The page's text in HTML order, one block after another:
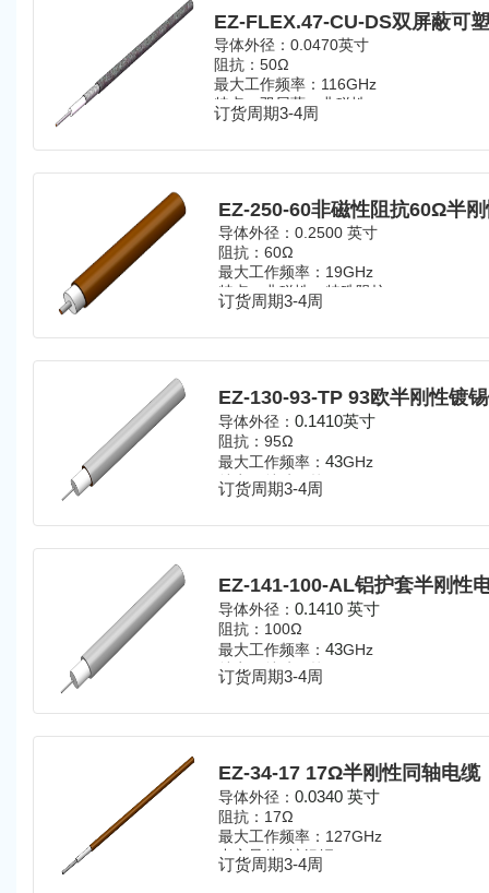
导体外径：0.0470英寸
阻抗：50Ω
最大工作频率：116GHz
特点：双屏蔽、非磁性
订货周期3-4周
EZ-250-60非磁性阻抗60Ω半
导体外径：0.2500 英寸
阻抗：60Ω
最大工作频率：19GHz
特点：非磁性、特殊阻抗
订货周期3-4周
EZ-130-93-TP 93欧半刚性镀
导体外径： 0.1410英寸
阻抗：95Ω
最大工作频率： 43GHz
特点：特殊阻抗
订货周期3-4周
EZ-141-100-AL铝护套半刚性
导体外径： 0.1410 英寸
阻抗：100Ω
最大工作频率： 43GHz
特点：特殊阻抗
订货周期3-4周
EZ-34-17 17Ω半刚性同轴电缆
导体外径： 0.0340 英寸
阻抗：17Ω
最大工作频率：127GHz
中心导体: 镀银铜 (SPC)
介电层材料: 聚四氟乙烯 (PTFE)
订货周期3-4周